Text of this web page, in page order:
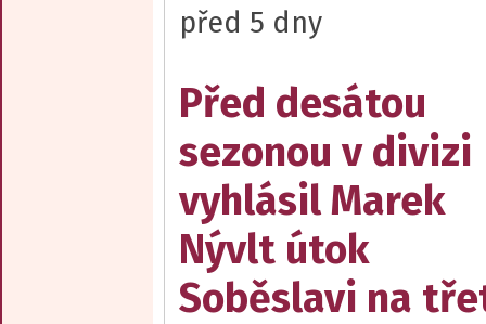
před 5 dny
Před desátou
sezonou v divizi
vyhlásil Marek
Nývlt útok
Soběslavi na